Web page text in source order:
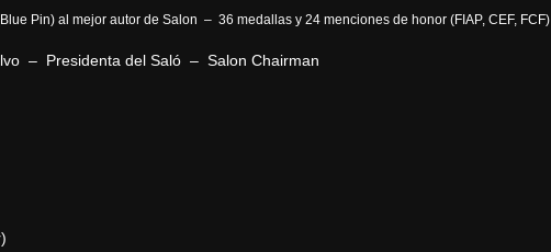
Pin) al mejor autor de Salon – 36 medallas y 24 menciones de honor (FIAP, CEF, FCF)
– Presidenta del Saló – Salon Chairman